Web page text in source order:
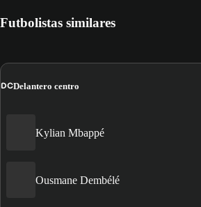
Futbolistas similares
DCDelantero centro
Kylian Mbappé
Ousmane Dembélé